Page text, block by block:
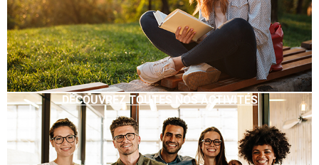
DÉCOUVREZ TOUTES NOS ACTIVITÉS